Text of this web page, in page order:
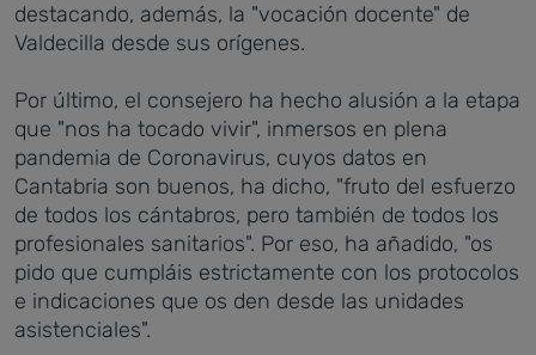
destacando, además, la "vocación docente" de
Valdecilla desde sus orígenes.
Por último, el consejero ha hecho alusión a la etapa
que "nos ha tocado vivir", inmersos en plena
pandemia de Coronavirus, cuyos datos en
Cantabria son buenos, ha dicho, "fruto del esfuerzo
de todos los cántabros, pero también de todos los
profesionales sanitarios". Por eso, ha añadido, "os
pido que cumpláis estrictamente con los protocolos
e indicaciones que os den desde las unidades
asistenciales".